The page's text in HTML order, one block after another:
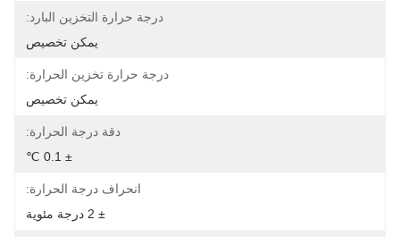
درجة حرارة التخزين البارد:
يمكن تخصيص
درجة حرارة تخزين الحرارة:
يمكن تخصيص
دقة درجة الحرارة:
± 0.1 ℃
انحراف درجة الحرارة:
± 2 درجة مئوية